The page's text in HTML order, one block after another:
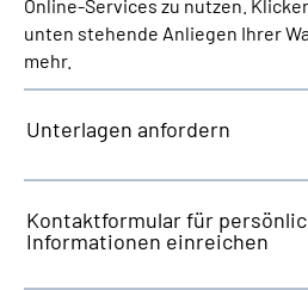
Suche
Mein
Online-Services zu nutzen.
unten stehende Anliegen Ihrer
mehr.
Unterlagen anfordern
Kontaktformular für
Informationen einreichen